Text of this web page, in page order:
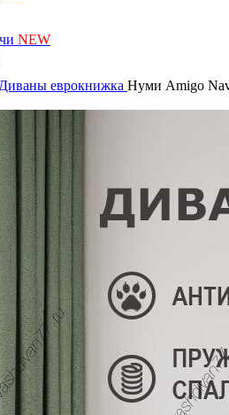
NEW
Диваны еврокнижка Нуми Amigo